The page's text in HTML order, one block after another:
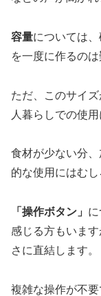
容量については、
を一度に作るの
ただ、このサイ
人暮らしでの使
食材が少ない分
的な使用にはむし
「操作ボタン」
感じる方もいま
さに直結します。
複雑な操作が不